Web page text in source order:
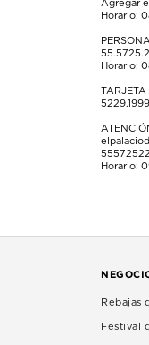
Agregar
Horario:
Horario:
TARJETA
5229.1999
Horario:
Rebajas
Festival